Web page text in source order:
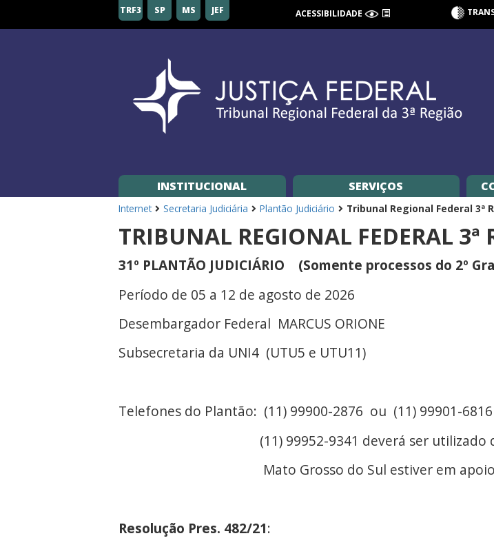
Federal
TRF3 SP MS JEF ACESSIBILIDADE
INSTITUCIONAL SERVIÇOS
Internet Secretaria Judiciária Plantão Judiciário Tribunal Regional Federal 3ª
TRIBUNAL REGIONAL FEDERAL 3ª
31º PLANTÃO JUDICIÁRIO (Somente processos do 2º
Período de 05 a 12 de agosto de 2026
Desembargador Federal MARCUS ORIONE
Subsecretaria da UNI4 (UTU5 e UTU11)
Telefones do Plantão: (11) 99900-2876 ou (11) 99901-6816
(11) 99952-9341 deverá ser utilizado quando
Mato Grosso do Sul estiver em apoio ao
Resolução Pres. 482/21: